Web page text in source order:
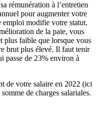
rémunération à l’entretien
pour augmenter votre
emploi modifie votre statut.
de la paie, vous
plus faible que lorsque vous
brut plus élevé. Il faut tenir
passe de 23% environ à
de votre salaire en 2022 (ici
de charges salariales.